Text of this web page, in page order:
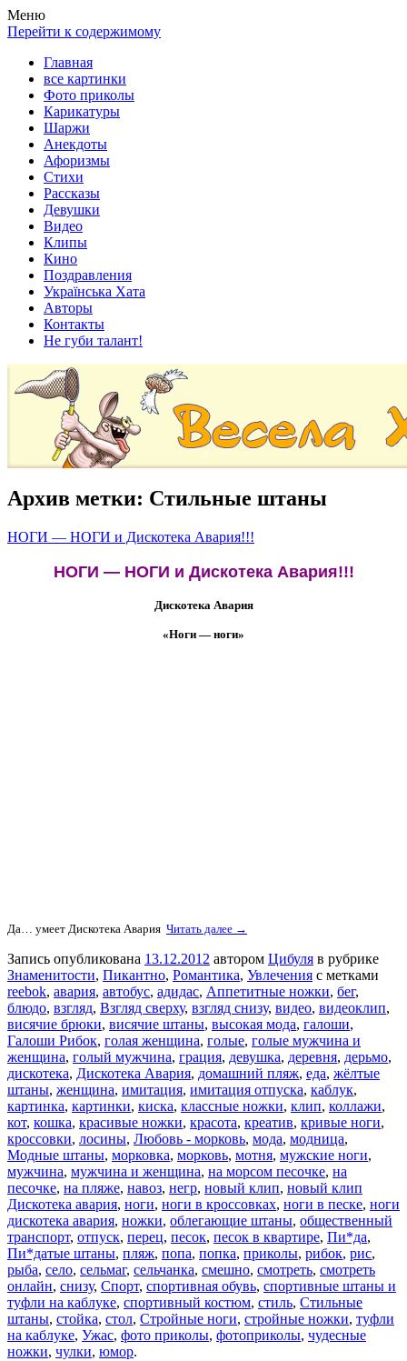
Весела хата — прикольные картинки, смешные истории,
клипы!
Покажем всем ваши фото приколы, карикатуры, шаржи, стихи,
рассказы, видео и песни!
Меню
Перейти к содержимому
Главная
все картинки
Фото приколы
Карикатуры
Шаржи
Анекдоты
Афоризмы
Стихи
Рассказы
Девушки
Видео
Клипы
Кино
Поздравления
Українська Хата
Авторы
Контакты
Не губи талант!
Архив метки: Стильные штаны
НОГИ — НОГИ и Дискотека Авария!!!
НОГИ — НОГИ и Дискотека Авария!!!
Дискотека Авария
«Ноги — ноги»
Да… умеет Дискотека Авария Читать далее →
Запись опубликована 13.12.2012 автором Цибуля в рубрике
Знаменитости, Пикантно, Романтика, Увлечения с метками
reebok, авария, автобус, адидас, Аппетитные ножки, бег,
блюдо, взгляд, Взгляд сверху, взгляд снизу, видео, видеоклип,
висячие брюки, висячие штаны, высокая мода, галоши,
Галоши Рибок, голая женщина, голые, голые мужчина и
женщина, голый мужчина, грация, девушка, деревня, дерьмо,
дискотека, Дискотека Авария, домашний пляж, еда, жёлтые
штаны, женщина, имитация, имитация отпуска, каблук,
картинка, картинки, киска, классные ножки, клип, коллажи,
кот, кошка, красивые ножки, красота, креатив, кривые ноги,
кроссовки, лосины, Любовь - морковь, мода, модница,
Модные штаны, морковка, морковь, мотня, мужские ноги,
мужчина, мужчина и женщина, на морсом песочке, на
песочке, на пляже, навоз, негр, новый клип, новый клип
Дискотека авария, ноги, ноги в кроссовках, ноги в песке, ноги
дискотека авария, ножки, облегающие штаны, общественный
транспорт, отпуск, перец, песок, песок в квартире, Пи*да,
Пи*датые штаны, пляж, попа, попка, приколы, рибок, рис,
рыба, село, сельмаг, сельчанка, смешно, смотреть, смотреть
онлайн, снизу, Спорт, спортивная обувь, спортивные штаны и
туфли на каблуке, спортивный костюм, стиль, Стильные
штаны, стойка, стол, Стройные ноги, стройные ножки, туфли
на каблуке, Ужас, фото приколы, фотоприколы, чудесные
ножки, чулки, юмор.